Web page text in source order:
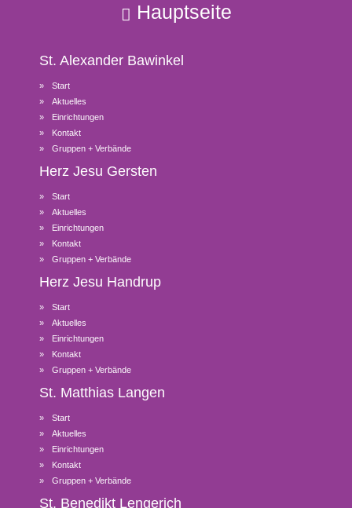
Hauptseite
St. Alexander Bawinkel
Start
Aktuelles
Einrichtungen
Kontakt
Gruppen + Verbände
Herz Jesu Gersten
Start
Aktuelles
Einrichtungen
Kontakt
Gruppen + Verbände
Herz Jesu Handrup
Start
Aktuelles
Einrichtungen
Kontakt
Gruppen + Verbände
St. Matthias Langen
Start
Aktuelles
Einrichtungen
Kontakt
Gruppen + Verbände
St. Benedikt Lengerich